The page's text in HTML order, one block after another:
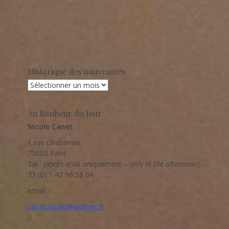
Historique des nouveautés
Historique
Au Bonheur du Jour
Nicole Canet
1 rue Chabanais
75002 Paris
Tel : (après-midi uniquement – only in the afternoon)
33 (0) 1 42 96 58 64
email :
canet.nicole@orange.fr